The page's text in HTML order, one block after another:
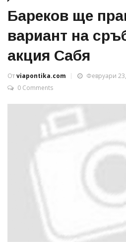
Бареков ще
вариант на
акция Сабя
Отviapontika.com
Февруари
0 Comments